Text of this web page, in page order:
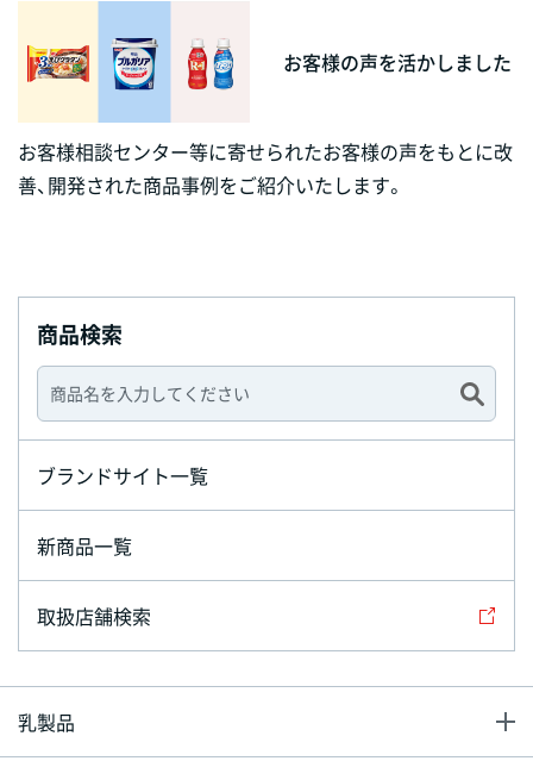
お客様の声を活かしました
お客様相談センター等に寄せられたお客様の声をもとに改
善、開発された商品事例をご紹介いたします。
商品検索
ブランドサイト一覧
新商品一覧
取扱店舗検索
乳製品